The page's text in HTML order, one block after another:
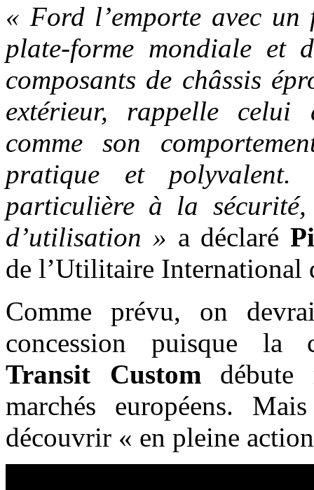
« Ford l’emporte avec un
plate-forme mondiale et
composants de châssis
extérieur, rappelle celui
comme son
pratique et
particulière à la
d’utilisation » a déclaré
de l’Utilitaire International
Comme prévu, on
concession puisque la
Transit Customdébute
marchés européens.
découvrir « en pleine